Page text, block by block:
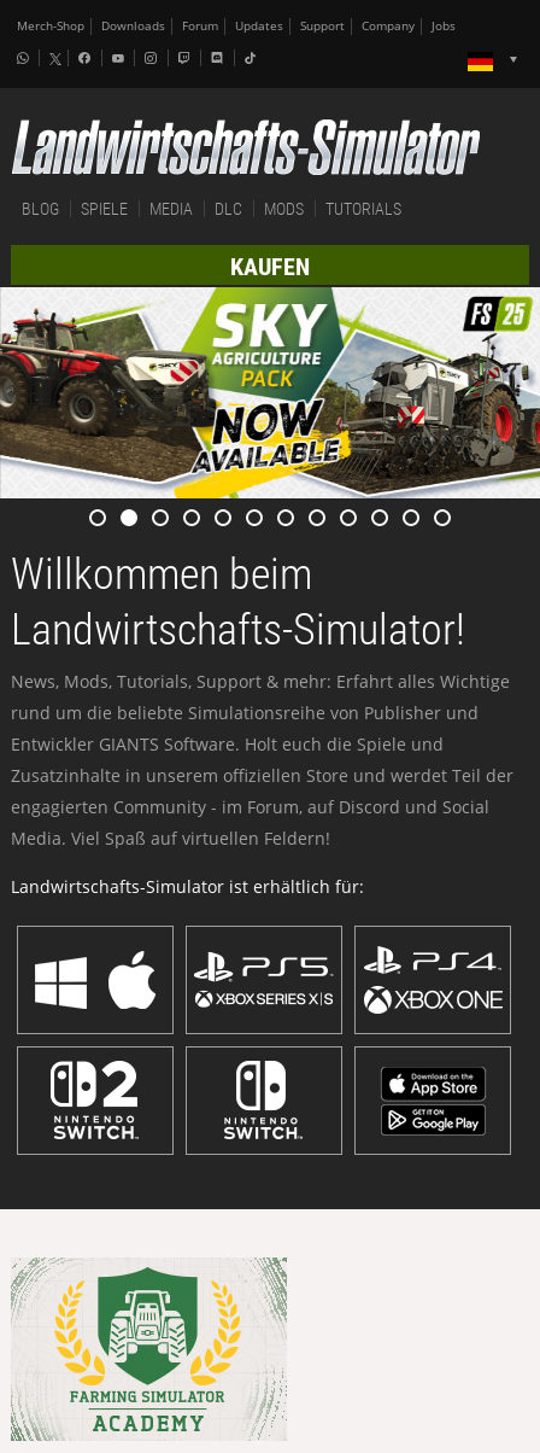
Merch-Shop Downloads Forum Updates Support Company Jobs
BLOG SPIELE MEDIA DLC MODS TUTORIALS
KAUFEN
Willkommen beim
Landwirtschafts-Simulator!
News, Mods, Tutorials, Support & mehr: Erfahrt alles Wichtige
rund um die beliebte Simulationsreihe von Publisher und
Entwickler GIANTS Software. Holt euch die Spiele und
Zusatzinhalte in unserem offiziellen Store und werdet Teil der
engagierten Community - im Forum, auf Discord und Social
Media. Viel Spaß auf virtuellen Feldern!
Landwirtschafts-Simulator ist erhältlich für: